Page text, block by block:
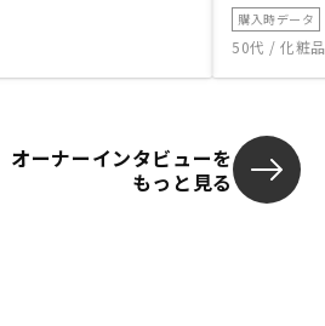
購入時データ
50代 / 化粧
オーナーインタビューを
もっと見る